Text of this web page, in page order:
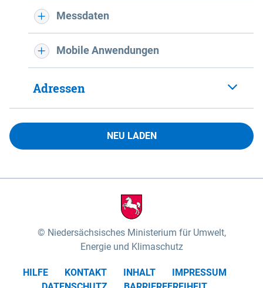
Messdaten
Mobile Anwendungen
Adressen
NEU LADEN
Niedersächsisches Ministerium für Umwelt,
Energie und Klimaschutz
HILFE KONTAKT INHALT
IMPRESSUM